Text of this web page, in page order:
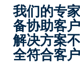
我们的专
备协助客
解决方案
全符合客